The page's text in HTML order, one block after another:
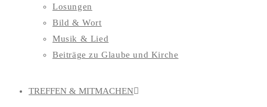
Losungen
Bild & Wort
Musik & Lied
Beiträge zu Glaube und Kirche
TREFFEN & MITMACHEN